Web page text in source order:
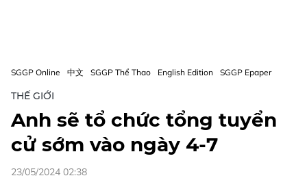
SGGP Online 中文 SGGP Thể Thao English Edition SGGP Epaper
THẾ GIỚI
Anh sẽ tổ chức tổng tuyển
cử sớm vào ngày 4-7
23/05/2024 02:38